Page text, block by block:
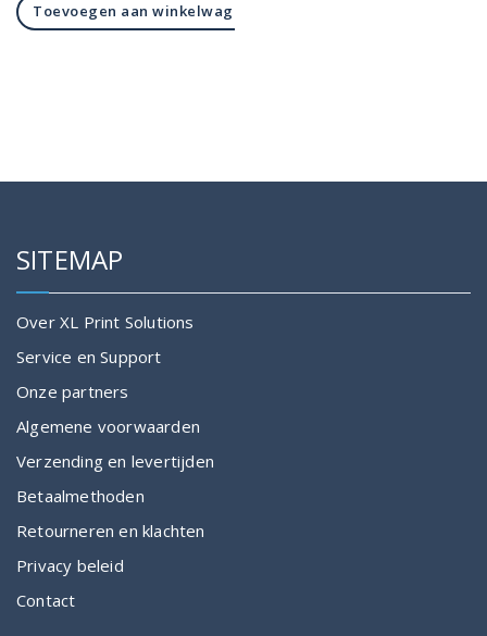
Toevoegen aan winkelwagen
SITEMAP
Over XL Print Solutions
Service en Support
Onze partners
Algemene voorwaarden
Verzending en levertijden
Betaalmethoden
Retourneren en klachten
Privacy beleid
Contact